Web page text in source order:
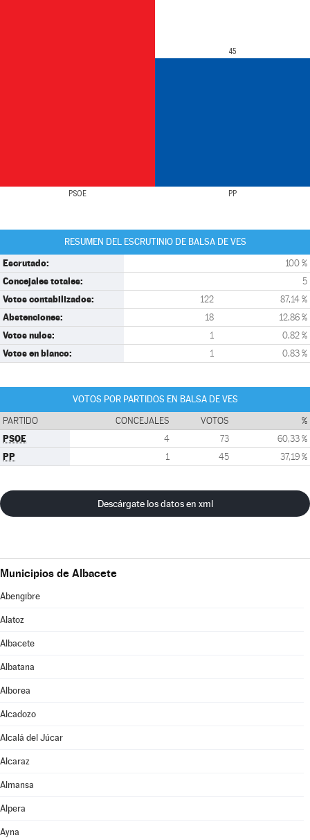
PSOE PP
45
RESUMEN DEL ESCRUTINIO DE BALSA DE VES
Escrutado: 100 %
Concejales totales: 5
Votos contabilizados: 122 87,14 %
Abstenciones: 18 12,86 %
Votos nulos: 1 0,82 %
Votos en blanco: 1 0,83 %
VOTOS POR PARTIDOS EN BALSA DE VES
PARTIDO CONCEJALES VOTOS %
PSOE 4 73 60,33 %
PP 1 45 37,19 %
Descárgate los datos en xml
Municipios de Albacete
Abengibre
Alatoz
Albacete
Albatana
Alborea
Alcadozo
Alcalá del Júcar
Alcaraz
Almansa
Alpera
Ayna